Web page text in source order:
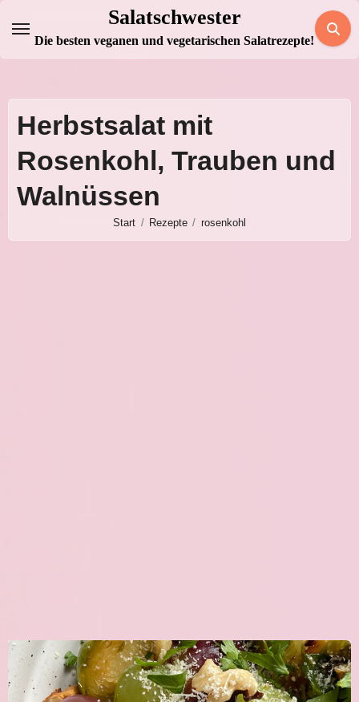
Inhalt
springen
Salatschwester
Die besten veganen und vegetarischen Salatrezepte!
Herbstsalat mit
Rosenkohl, Trauben und
Walnüssen
Start Rezepte rosenkohl